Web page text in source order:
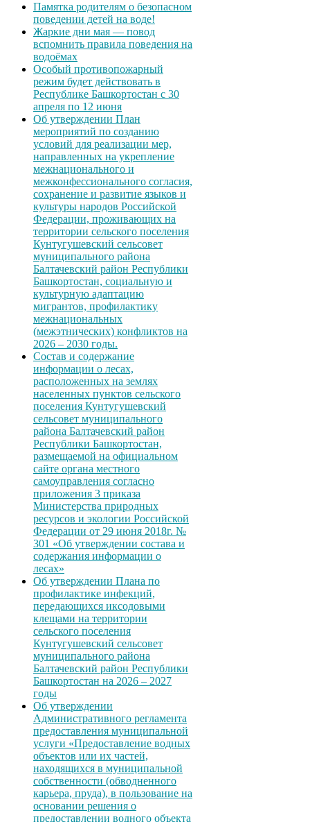
Памятка родителям о безопасном
поведении детей на воде!
Жаркие дни мая — повод
вспомнить правила поведения на
водоёмах
Особый противопожарный
режим будет действовать в
Республике Башкортостан с 30
апреля по 12 июня
Об утверждении План
мероприятий по созданию
условий для реализации мер,
направленных на укрепление
межнационального и
межконфессионального согласия,
сохранение и развитие языков и
культуры народов Российской
Федерации, проживающих на
территории сельского поселения
Кунтугушевский сельсовет
муниципального района
Балтачевский район Республики
Башкортостан, социальную и
культурную адаптацию
мигрантов, профилактику
межнациональных
(межэтнических) конфликтов на
2026 – 2030 годы.
Состав и содержание
информации о лесах,
расположенных на землях
населенных пунктов сельского
поселения Кунтугушевский
сельсовет муниципального
района Балтачевский район
Республики Башкортостан,
размещаемой на официальном
сайте органа местного
самоуправления согласно
приложения 3 приказа
Министерства природных
ресурсов и экологии Российской
Федерации от 29 июня 2018г. №
301 «Об утверждении состава и
содержания информации о
лесах»
Об утверждении Плана по
профилактике инфекций,
передающихся иксодовыми
клещами на территории
сельского поселения
Кунтугушевский сельсовет
муниципального района
Балтачевский район Республики
Башкортостан на 2026 – 2027
годы
Об утверждении
Административного регламента
предоставления муниципальной
услуги «Предоставление водных
объектов или их частей,
находящихся в муниципальной
собственности (обводненного
карьера, пруда), в пользование на
основании решения о
предоставлении водного объекта